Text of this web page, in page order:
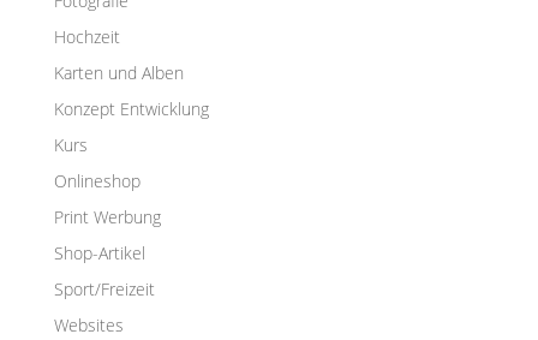
Hochzeit
Karten und Alben
Konzept Entwicklung
Kurs
Onlineshop
Print Werbung
Shop-Artikel
Sport/Freizeit
Websites